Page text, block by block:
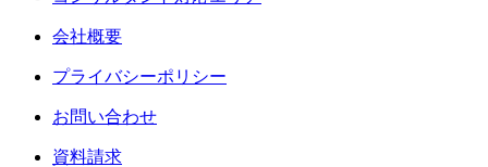
会社概要
プライバシーポリシー
お問い合わせ
資料請求